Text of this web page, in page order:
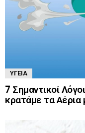
ΥΓΕΊΑ
7 Σημαντικοί
κρατάμε τα Αέρια